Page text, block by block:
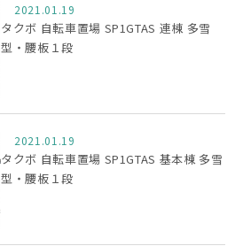
2021.01.19
タクボ 自転車置場 SP1GTAS 連棟 多雪
型・腰板１段
2021.01.19
タクボ 自転車置場 SP1GTAS 基本棟 多雪
型・腰板１段